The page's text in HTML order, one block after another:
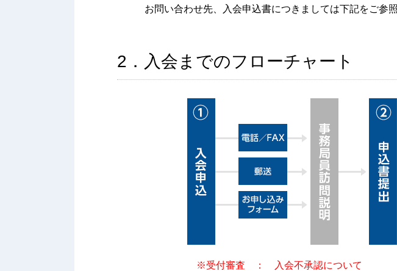
お問い合わせ先、入会申込書につきましては下記をご参照
2．入会までのフローチャート
※受付審査 ： 入会不承認について